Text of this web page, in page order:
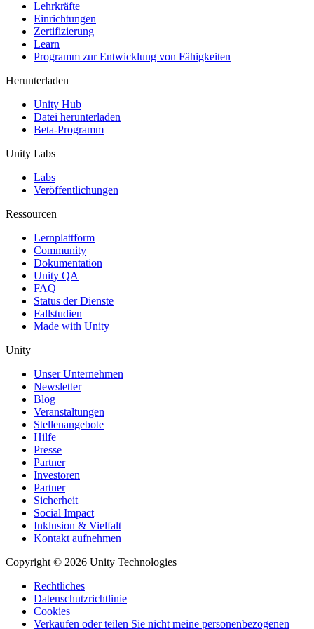
XR-Spiele
XR-Spiele plattformübergreifend starten
Multiplayer-Spiele
Vereinfachte Entwicklung von Multiplayer-Spielen
Lehrkräfte
Einrichtungen
Zertifizierung
Learn
Programm zur Entwicklung von Fähigkeiten
Herunterladen
Unity Hub
Datei herunterladen
Beta-Programm
Unity Labs
Labs
Veröffentlichungen
Ressourcen
Lernplattform
Community
Dokumentation
Unity QA
FAQ
Status der Dienste
Fallstudien
Made with Unity
Unity
Unser Unternehmen
Newsletter
Blog
Veranstaltungen
Stellenangebote
Hilfe
Presse
Partner
Investoren
Partner
Sicherheit
Social Impact
Inklusion & Vielfalt
Kontakt aufnehmen
Copyright © 2026 Unity Technologies
Rechtliches
Datenschutzrichtlinie
Cookies
Verkaufen oder teilen Sie nicht meine personenbezogenen